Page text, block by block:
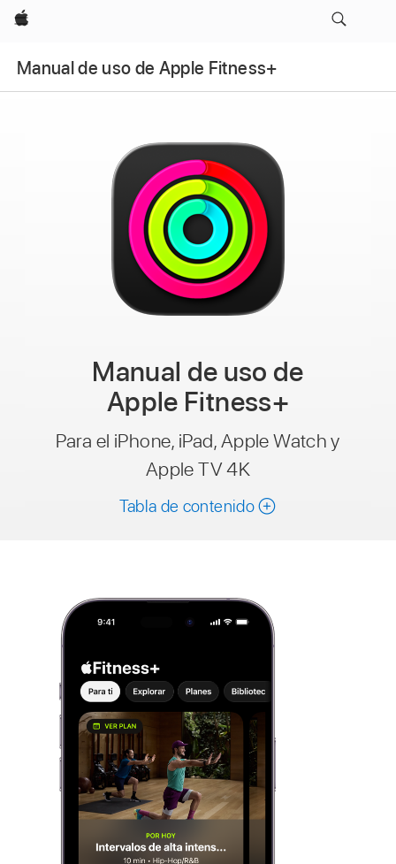
Apple
Manual de uso de Apple Fitness+
Manual de uso de
Apple Fitness+
Para el iPhone, iPad, Apple Watch y
Apple TV 4K
Tabla de contenido